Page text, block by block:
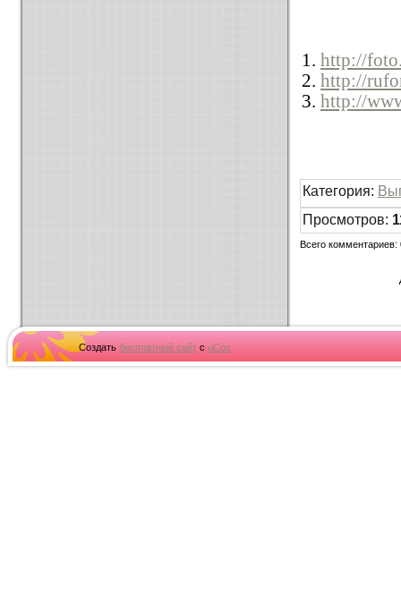
1. http://
2. http://
3. http://
Категория:
Просмотров:
Всего комментариев:
Создать бесплатный сайтс uCoz